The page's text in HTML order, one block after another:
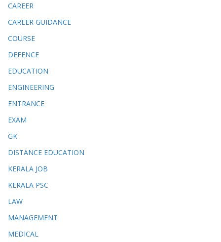
CAREER
CAREER GUIDANCE
COURSE
DEFENCE
EDUCATION
ENGINEERING
ENTRANCE
EXAM
GK
DISTANCE EDUCATION
KERALA JOB
KERALA PSC
LAW
MANAGEMENT
MEDICAL